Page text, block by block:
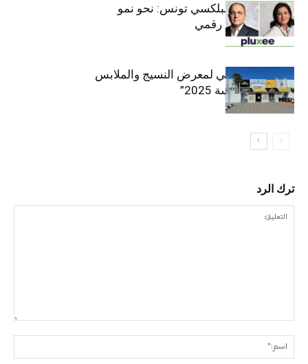
قيادة مزدوجة لبلكسي تونس: نحو نمو
متسارع وتحول رقمي
الافتتاح الرسمي لمعرض النسيج والملابس
“إنترتكس سوسة 2025”
ترك الرد